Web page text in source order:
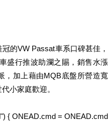
的VW Passat車系口碑甚佳，
盛行推波助瀾之賜，銷售水漲
，加上藉由MQB底盤所營造寬
小家庭歡迎。
{ ONEAD.cmd = ONEAD.cmd